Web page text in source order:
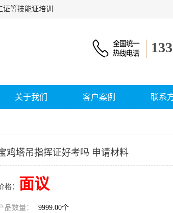
杰森教育专业提供电工证报名、安全员报名考试、特种作业操作证、操作证、宁夏电工,电工证、焊工证、钳工证等技能证培训课程。
关于我们 客户案例 联系
鸡塔吊指挥证好考吗 申请材料
格： 面议
品数量： 9999.00个